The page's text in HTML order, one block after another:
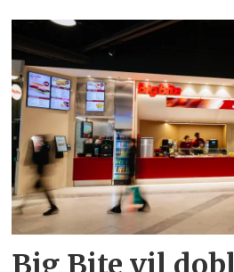
Big Bite vil